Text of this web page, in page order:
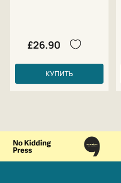
£26.90
КУПИТЬ